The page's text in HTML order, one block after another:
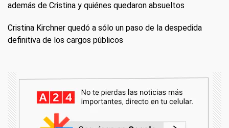
además de Cristina y quiénes quedaron absueltos
Cristina Kirchner quedó a sólo un paso de la despedida
definitiva de los cargos públicos